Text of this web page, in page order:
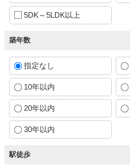
5DK～5LDK以上
築年数
指定なし
10年以内
20年以内
30年以内
駅徒歩